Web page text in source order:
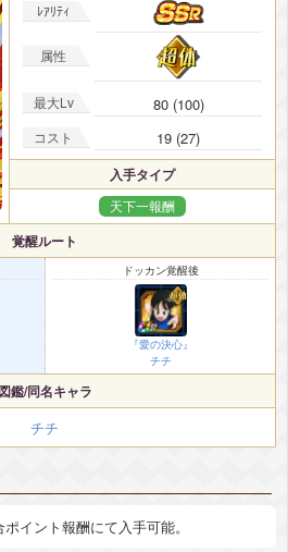
ﾚｱﾘﾃｨ
属性
最大Lv 80 (100)
コスト 19 (27)
入手タイプ
天下一報酬
覚醒ルート
ドッカン覚醒後
『愛の決心』
チチ
図鑑/同名キャラ
チチ
イント報酬にて入手可能。